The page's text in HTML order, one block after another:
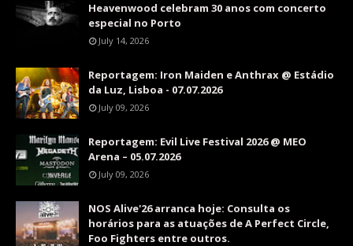
Heavenwood celebram 30 anos com concerto
especial no Porto
July 14, 2026
Reportagem: Iron Maiden e Anthrax @ Estádio
da Luz, Lisboa - 07.07.2026
July 09, 2026
Reportagem: Evil Live Festival 2026 @ MEO
Arena – 05.07.2026
July 09, 2026
NOS Alive'26 arranca hoje: Consulta os
horários para as atuações de A Perfect Circle,
Foo Fighters entre outros.